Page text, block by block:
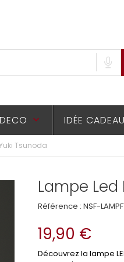
keyboard_arrow_down IDÉE CADEAU
Tsunoda
Lampe Led
Référence : NSF-
19,90 €
Découvrez la lampe